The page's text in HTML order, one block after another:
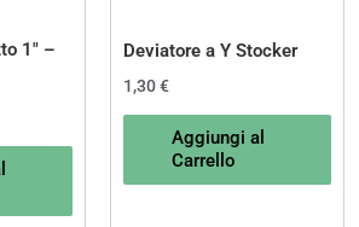
1″ –
Deviatore a Y Stocker
1,30€
Aggiungi al
Carrello